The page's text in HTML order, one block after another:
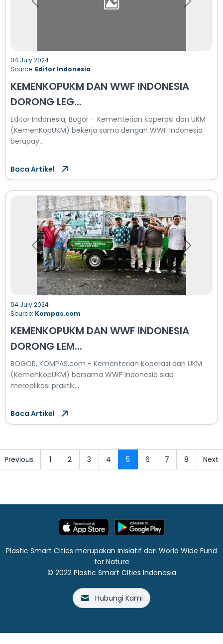
Previous Next
04 July 2024
Source: Editor Indonesia
KEMENKOPUKM DAN WWF INDONESIA
DORONG LEG...
Editor Indonesia, Bogor – Kementerian Koperasi dan UKM
(KemenKopUKM) bekerja sama dengan WWF Indonesia
berupay...
Baca Artikel
Previous Next
04 July 2024
Source: Kompas.com
KEMENKOPUKM DAN WWF INDONESIA
DORONG LEM...
BOGOR, KOMPAS.com - Kementerian Koperasi dan UKM
(KemenKopUKM) bersama WWF Indonesia siap
mereplikasi praktik...
Baca Artikel
Previous 1 2 3 4 5 6 7 8 Next
Plastic Smart Cities merupakan inisiatif dari World Wide Fund
for Nature
© 2022 Plastic Smart Cities Indonesia
Hubungi Kami